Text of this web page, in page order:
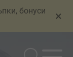
бонуси
×